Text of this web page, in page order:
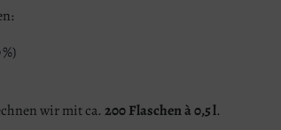
wir mit ca. 200 Flaschen à 0,5 l.